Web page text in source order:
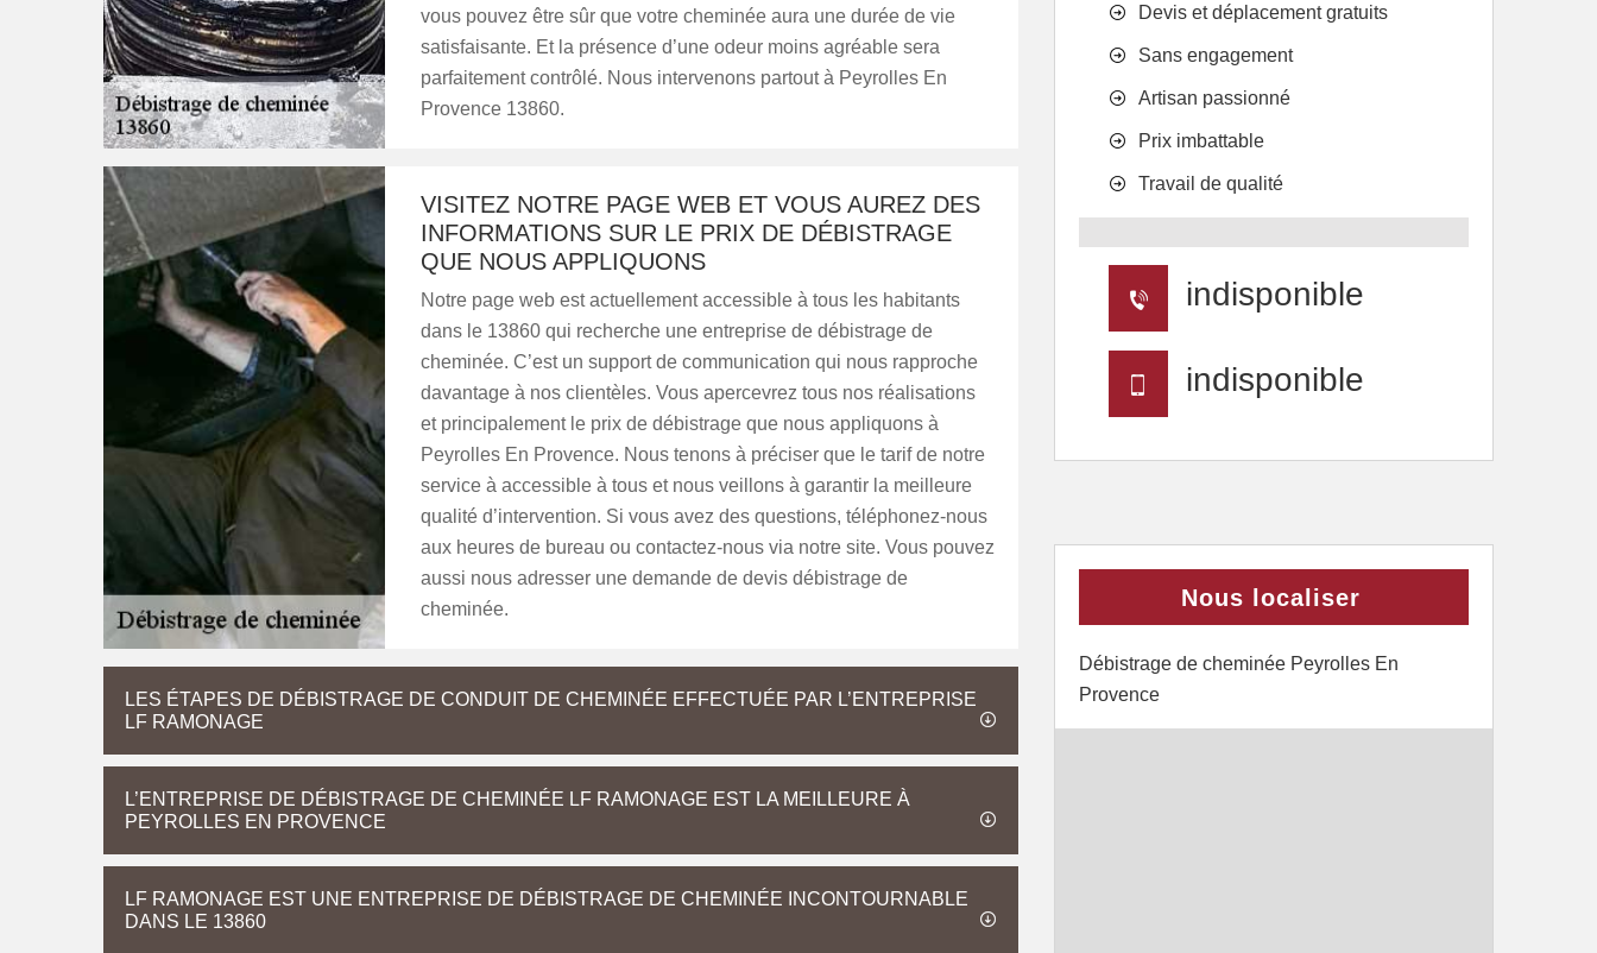
vous pouvez être sûr que votre cheminée aura une durée de vie
satisfaisante. Et la présence d’une odeur moins agréable sera
parfaitement contrôlé. Nous intervenons partout à Peyrolles En
Provence 13860.
VISITEZ NOTRE PAGE WEB ET VOUS AUREZ DES
INFORMATIONS SUR LE PRIX DE DÉBISTRAGE
QUE NOUS APPLIQUONS
Notre page web est actuellement accessible à tous les habitants
dans le 13860 qui recherche une entreprise de débistrage de
cheminée. C’est un support de communication qui nous rapproche
davantage à nos clientèles. Vous apercevrez tous nos réalisations
et principalement le prix de débistrage que nous appliquons à
Peyrolles En Provence. Nous tenons à préciser que le tarif de notre
service à accessible à tous et nous veillons à garantir la meilleure
qualité d’intervention. Si vous avez des questions, téléphonez-nous
aux heures de bureau ou contactez-nous via notre site. Vous pouvez
aussi nous adresser une demande de devis débistrage de
cheminée.
LES ÉTAPES DE DÉBISTRAGE DE CONDUIT DE CHEMINÉE EFFECTUÉE PAR L’ENTREPRISE
LF RAMONAGE
L’ENTREPRISE DE DÉBISTRAGE DE CHEMINÉE LF RAMONAGE EST LA MEILLEURE À
PEYROLLES EN PROVENCE
LF RAMONAGE EST UNE ENTREPRISE DE DÉBISTRAGE DE CHEMINÉE INCONTOURNABLE
DANS LE 13860
Devis et déplacement gratuits
Sans engagement
Artisan passionné
Prix imbattable
Travail de qualité
indisponible
indisponible
Nous localiser
Débistrage de cheminée Peyrolles En
Provence